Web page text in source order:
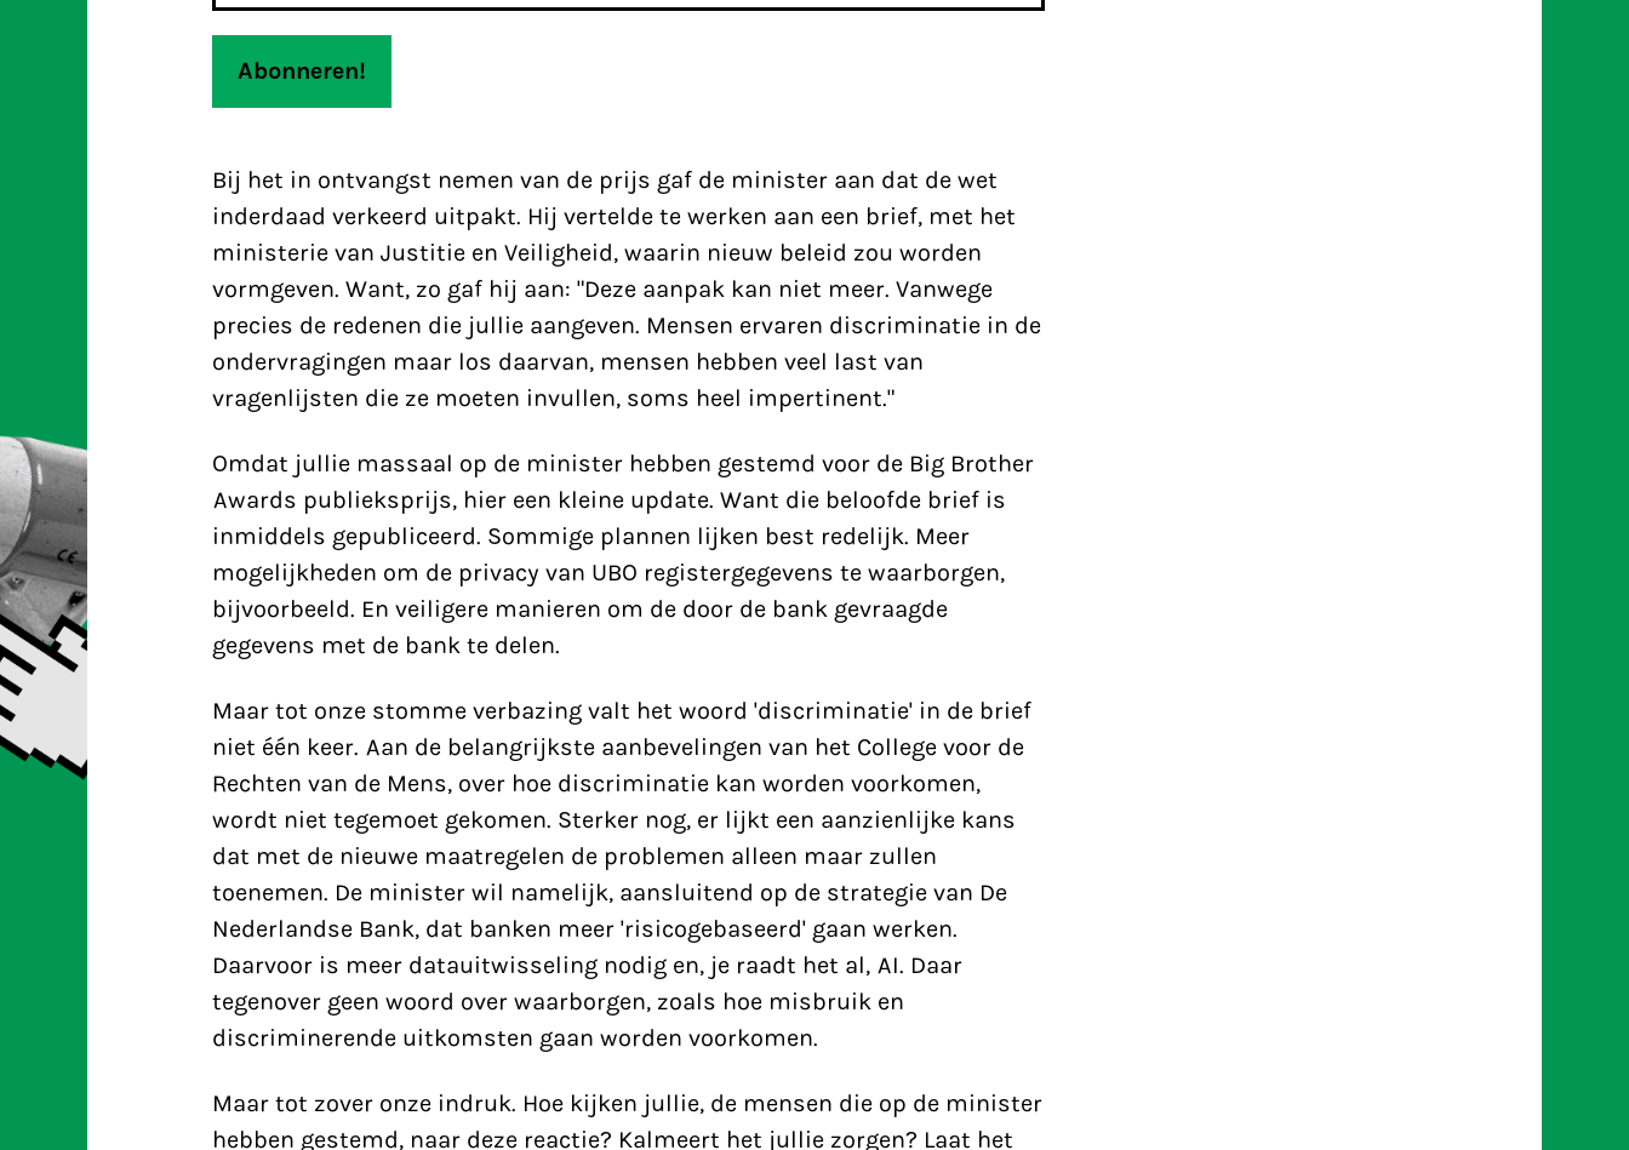
Bij het in ontvangst nemen van de prijs gaf de minister aan dat de wet
inderdaad verkeerd uitpakt. Hij vertelde te werken aan een brief, met het
ministerie van Justitie en Veiligheid, waarin nieuw beleid zou worden
vormgeven. Want, zo gaf hij aan: "Deze aanpak kan niet meer. Vanwege
precies de redenen die jullie aangeven. Mensen ervaren discriminatie in de
ondervragingen maar los daarvan, mensen hebben veel last van
vragenlijsten die ze moeten invullen, soms heel impertinent."
Omdat jullie massaal op de minister hebben gestemd voor de Big Brother
Awards publieksprijs, hier een kleine update. Want die beloofde brief is
inmiddels gepubliceerd. Sommige plannen lijken best redelijk. Meer
mogelijkheden om de privacy van UBO registergegevens te waarborgen,
bijvoorbeeld. En veiligere manieren om de door de bank gevraagde
gegevens met de bank te delen.
Maar tot onze stomme verbazing valt het woord 'discriminatie' in de brief
niet één keer. Aan de belangrijkste aanbevelingen van het College voor de
Rechten van de Mens, over hoe discriminatie kan worden voorkomen,
wordt niet tegemoet gekomen. Sterker nog, er lijkt een aanzienlijke kans
dat met de nieuwe maatregelen de problemen alleen maar zullen
toenemen. De minister wil namelijk, aansluitend op de strategie van De
Nederlandse Bank, dat banken meer 'risicogebaseerd' gaan werken.
Daarvoor is meer datauitwisseling nodig en, je raadt het al, AI. Daar
tegenover geen woord over waarborgen, zoals hoe misbruik en
discriminerende uitkomsten gaan worden voorkomen.
Maar tot zover onze indruk. Hoe kijken jullie, de mensen die op de minister
hebben gestemd, naar deze reactie? Kalmeert het jullie zorgen? Laat het